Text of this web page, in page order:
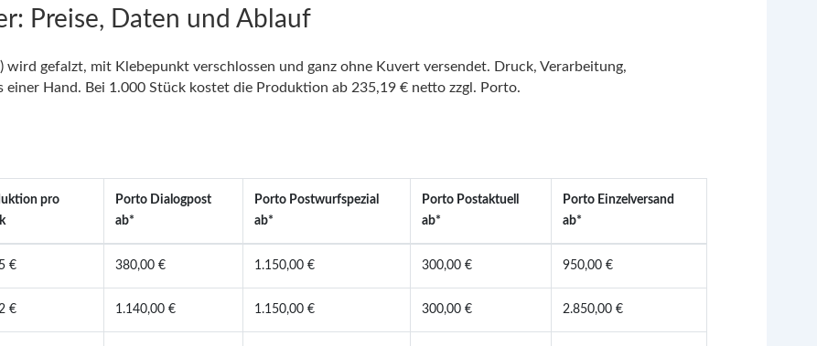
Preise, Daten und Ablauf
wird gefalzt, mit Klebepunkt verschlossen und ganz ohne Kuvert versendet. Druck, Verarbeitung,
Hand. Bei 1.000 Stück kostet die Produktion ab 235,19 € netto zzgl. Porto.
pro
Porto Dialogpost
ab*
Porto Postwurfspezial
ab*
Porto Postaktuell
ab*
Porto Einzelversand
ab*
€ 380,00 € 1.150,00 € 300,00 € 950,00 €
€ 1.140,00 € 1.150,00 € 300,00 € 2.850,00 €